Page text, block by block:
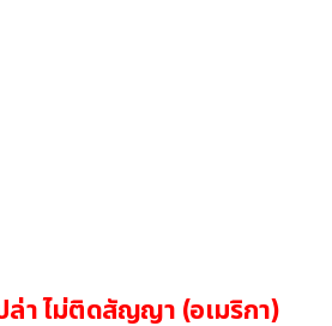
ล่า ไม่ติดสัญญา (อเมริกา)